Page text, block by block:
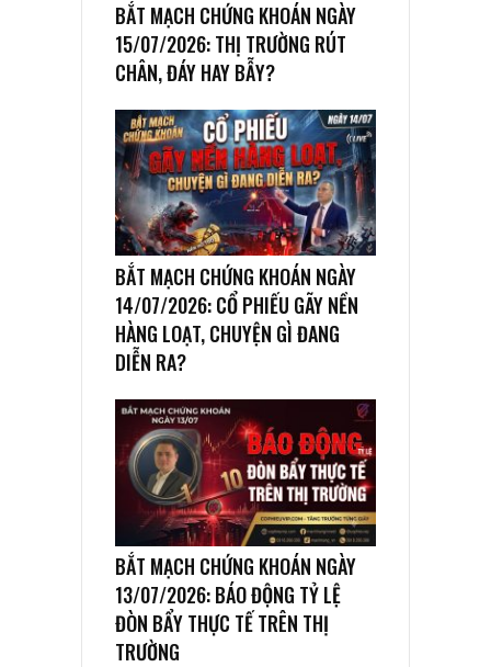
BẮT MẠCH CHỨNG KHOÁN NGÀY
15/07/2026: THỊ TRƯỜNG RÚT
CHÂN, ĐÁY HAY BẪY?
BẮT MẠCH CHỨNG KHOÁN NGÀY
14/07/2026: CỔ PHIẾU GÃY NỀN
HÀNG LOẠT, CHUYỆN GÌ ĐANG
DIỄN RA?
BẮT MẠCH CHỨNG KHOÁN NGÀY
13/07/2026: BÁO ĐỘNG TỶ LỆ
ĐÒN BẨY THỰC TẾ TRÊN THỊ
TRƯỜNG